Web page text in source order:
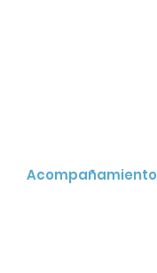
Acompañamiento